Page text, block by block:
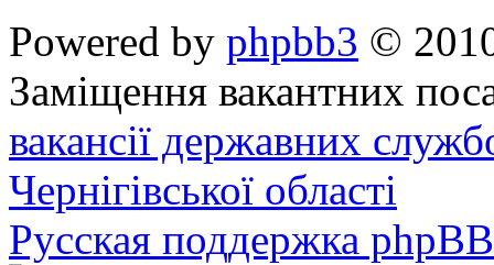
Powered by phpbb3 ©
Заміщення вакантних
вакансії державних
Чернігівської області
Русская поддержка phpBB